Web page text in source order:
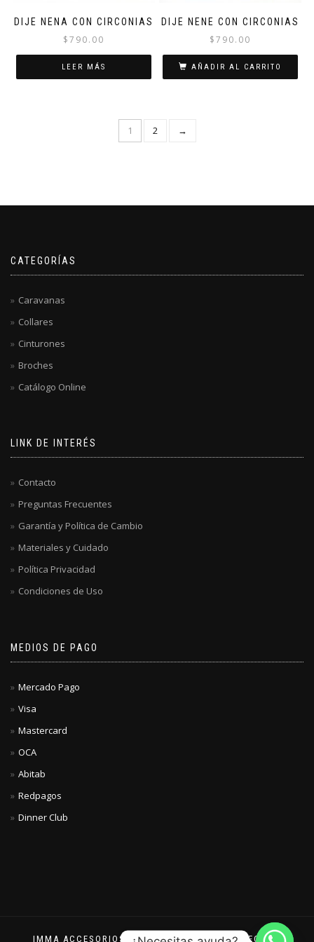
producto
DIJE NENA CON CIRCONIAS
$790.00
LEER MÁS
DIJE NENE CON CIRCONIAS
$790.00
AÑADIR AL CARRITO
1 2 →
CATEGORÍAS
Caravanas
Collares
Cinturones
Broches
Catálogo Online
LINK DE INTERÉS
Contacto
Preguntas Frecuentes
Garantía y Política de Cambio
Materiales y Cuidado
Política Privacidad
Condiciones de Uso
MEDIOS DE PAGO
Mercado Pago
Visa
Mastercard
OCA
Abitab
Redpagos
Dinner Club
IMMA ACCESORIOS © 2023. TODOS LOS DERECHOS